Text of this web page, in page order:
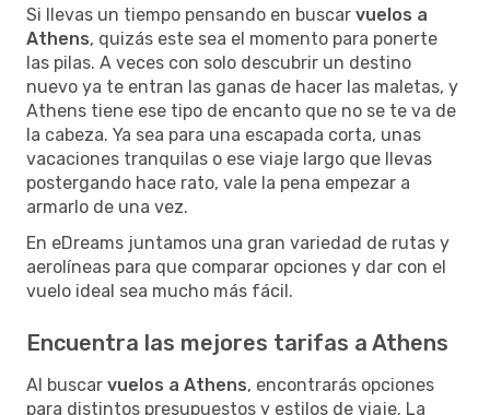
Si llevas un tiempo pensando en buscar vuelos a
Athens, quizás este sea el momento para ponerte
las pilas. A veces con solo descubrir un destino
nuevo ya te entran las ganas de hacer las maletas, y
Athens tiene ese tipo de encanto que no se te va de
la cabeza. Ya sea para una escapada corta, unas
vacaciones tranquilas o ese viaje largo que llevas
postergando hace rato, vale la pena empezar a
armarlo de una vez.
En eDreams juntamos una gran variedad de rutas y
aerolíneas para que comparar opciones y dar con el
vuelo ideal sea mucho más fácil.
Encuentra las mejores tarifas a Athens
Al buscar vuelos a Athens, encontrarás opciones
para distintos presupuestos y estilos de viaje. La